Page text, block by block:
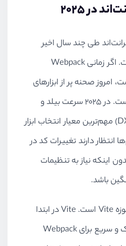
در ۲۰۲۵
طی چند سال اخیر
به‌شدت تغییر کرده است. اگر زمانی Webpack
امروز صحنه پر از ابزارهای
سریع، ماژولار و بهینه است. در ۲۰۲۵ سرعت بیلد و
تجربهٔ توسعه‌دهنده (DX) مهم‌ترین معیار انتخاب ابزار
دارند تغییرات کد در
اینکه نیاز به تنظیمات
باشد.
یکی از ستاره‌های این حوزه Vite است. Vite در ابتدا
به‌عنوان جایگزینی سبک و سریع برای Webpack